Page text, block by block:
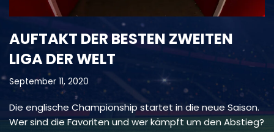
AUFTAKT DER BESTEN ZWEITEN
LIGA DER WELT
September 11, 2020
Die englische Championship startet in die neue Saison.
Wer sind die Favoriten und wer kämpft um den Abstieg?